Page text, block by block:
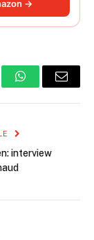
→
WhatsAppEmail
interview